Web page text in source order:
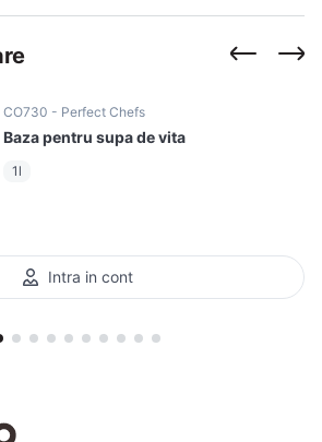
CO730 Perfect Chefs
Baza pentru supa de vita
1l
Intra in cont